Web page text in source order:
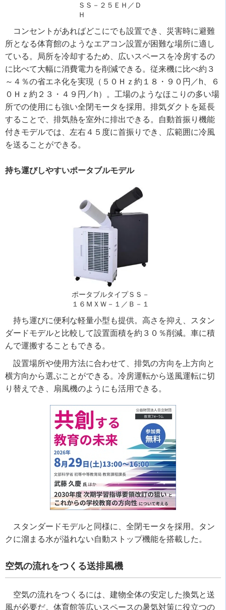
ＳＳ－２５ＥＨ／Ｄ
Ｈ
コンセントがあればどこにでも設置でき、災害時に避難
所となる体育館のようなエアコン設置が困難な場所に適し
ている。局所を冷却するため、広いスペースを冷房するの
に比べて大幅に消費電力を削減できる。従来機に比べ約３
～４％の省エネ化を実現（５０Ｈｚ約１８・９０円／h、６
０Ｈｚ約２３・４９円／h）。工場のようなほこりの多い場
所での使用にも強い全閉モータを採用。排気ダクトを延長
することで、排気熱を室外に排出できる。自動首振り機能
付きモデルでは、左右４５度に首振りでき、広範囲に冷風
を送ることができる。
持ち運びしやすいポータブルモデル
ポータブルタイプＳＳ－
１６ＭＸＷ－１／Ｂ－１
持ち運びに便利な軽量小型も提供。高さを抑え、スタン
ダードモデルと比較して設置面積を約３０％削減。車に積
んで運搬することもできる。
設置場所や使用方法に合わせて、排気の方向を上方向と
横方向から選ぶことができる。冷房運転から送風運転に切
り替えでき、扇風機のようにも活用できる。
スタンダードモデルと同様に、全閉モータを採用。タン
クに溜まる水が溢れない自動ストップ機能を搭載した。
空気の流れをつくる送排風機
空気の流れをつくるには、建物全体の安定した換気と送
風が必要だ。体育館等広いスペースの暑気対策に役立つの